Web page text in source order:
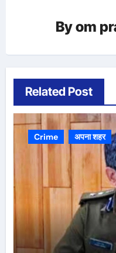
Byom
Related Post
Crime अपना शहर